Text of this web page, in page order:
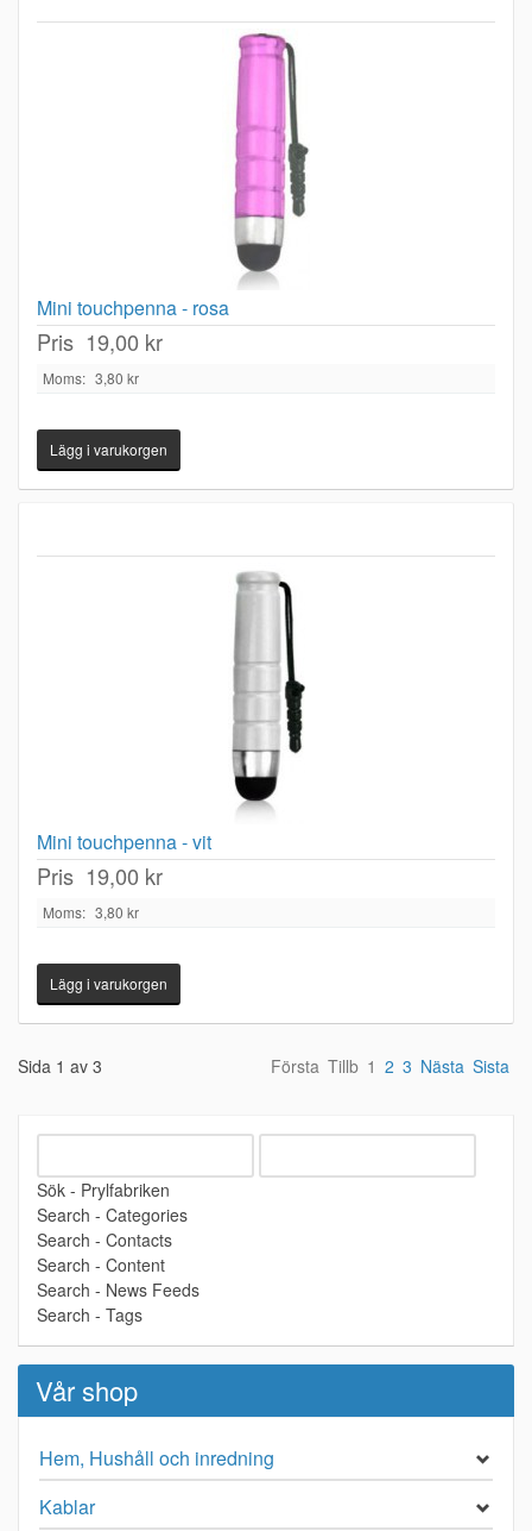
Mini touchpenna - rosa
Pris 19,00 kr
Moms: 3,80 kr
Mini touchpenna - vit
Pris 19,00 kr
Moms: 3,80 kr
Första Tillb 1 2 3 Nästa Sista
Sida 1 av 3
Sök - Prylfabriken
Search - Categories
Search - Contacts
Search - Content
Search - News Feeds
Search - Tags
Vår shop
Hem, Hushåll och inredning
Kablar